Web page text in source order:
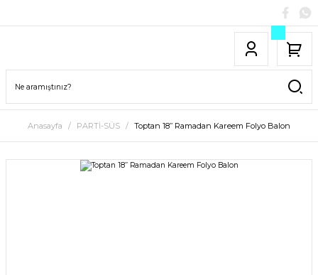
Anasayfa PARTİ-SÜS Toptan 18’’ Ramadan Kareem Folyo Balon